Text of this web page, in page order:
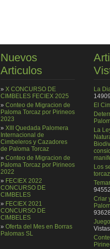
Nuevos
Articulos
» X CONCURSO DE
CIMBELES FECIEX 2025
» Conteo de Migracion de
Paloma Torcaz por Pirineos
2023
» XIII Quedada Palomera
Internacional de
Cimbeleros y Cazadores
de Paloma Torcaz
» Conteo de Migracion de
Paloma Torcaz por Pirineos
2022
» FECIEX 2022
CONCURSO DE
CIMBELES
» FECIEX 2021
CONCURSO DE
CIMBELES
» Oferta del Mes en Borras
Palomas SL
La
El
La
Los
torcaz
Criar
Vistas